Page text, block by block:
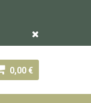
0,00 €